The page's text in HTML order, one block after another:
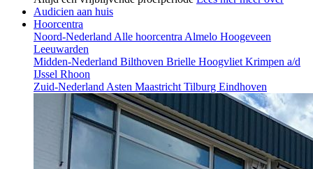
Audicien aan huis
Hoorcentra
Noord-Nederland Alle hoorcentra Almelo Hoogeveen
Leeuwarden
Midden-Nederland Bilthoven Brielle Hoogvliet Krimpen a/d
IJssel Rhoon
Zuid-Nederland Asten Maastricht Tilburg Eindhoven